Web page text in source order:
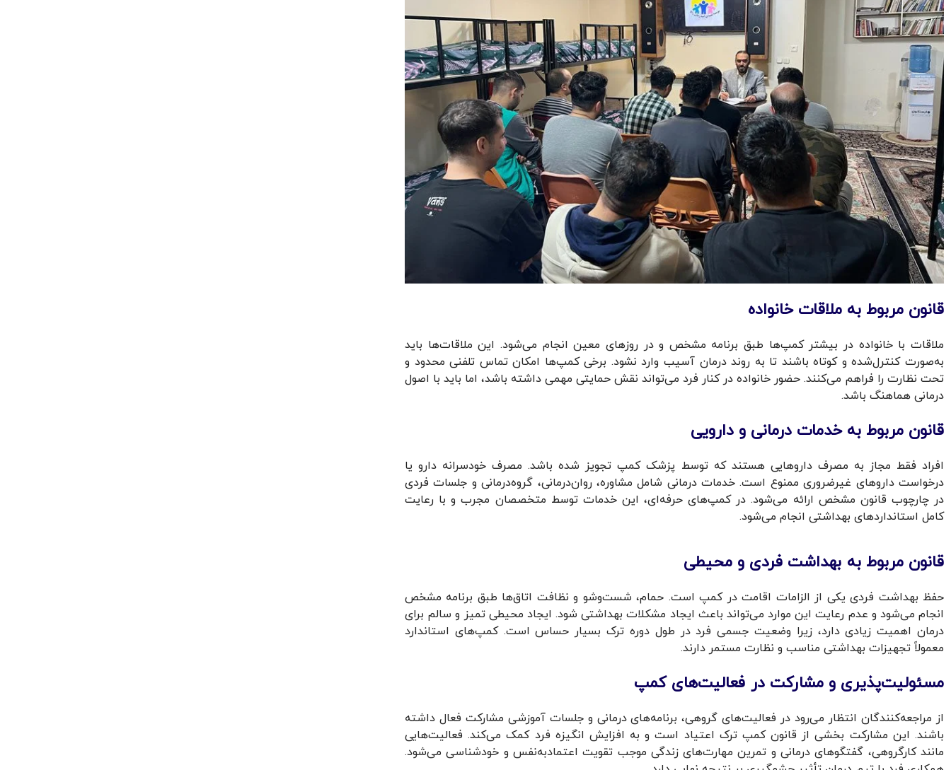
قانون مربوط به ملاقات خانواده
ملاقات با خانواده در بیشتر کمپ‌ها طبق برنامه مشخص و در روزهای معین انجام می‌شود. این ملاقات‌ها باید
به‌صورت کنترل‌شده و کوتاه باشند تا به روند درمان آسیب وارد نشود. برخی کمپ‌ها امکان تماس تلفنی محدود و
تحت نظارت را فراهم می‌کنند. حضور خانواده در کنار فرد می‌تواند نقش حمایتی مهمی داشته باشد، اما باید با اصول
درمانی هماهنگ باشد.
قانون مربوط به خدمات درمانی و دارویی
افراد فقط مجاز به مصرف داروهایی هستند که توسط پزشک کمپ تجویز شده باشد. مصرف خودسرانه دارو یا
درخواست داروهای غیرضروری ممنوع است. خدمات درمانی شامل مشاوره، روان‌درمانی، گروه‌درمانی و جلسات فردی
در چارچوب قانون مشخص ارائه می‌شود. در کمپ‌های حرفه‌ای، این خدمات توسط متخصصان مجرب و با رعایت
کامل استانداردهای بهداشتی انجام می‌شود.
قانون مربوط به بهداشت فردی و محیطی
حفظ بهداشت فردی یکی از الزامات اقامت در کمپ است. حمام، شست‌وشو و نظافت اتاق‌ها طبق برنامه مشخص
انجام می‌شود و عدم رعایت این موارد می‌تواند باعث ایجاد مشکلات بهداشتی شود. ایجاد محیطی تمیز و سالم برای
درمان اهمیت زیادی دارد، زیرا وضعیت جسمی فرد در طول دوره ترک بسیار حساس است. کمپ‌های استاندارد
معمولاً تجهیزات بهداشتی مناسب و نظارت مستمر دارند.
مسئولیت‌پذیری و مشارکت در فعالیت‌های کمپ
از مراجعه‌کنندگان انتظار می‌رود در فعالیت‌های گروهی، برنامه‌های درمانی و جلسات آموزشی مشارکت فعال داشته
باشند. این مشارکت بخشی از قانون کمپ ترک اعتیاد است و به افزایش انگیزه فرد کمک می‌کند. فعالیت‌هایی
مانند کارگروهی، گفتگوهای درمانی و تمرین مهارت‌های زندگی موجب تقویت اعتمادبه‌نفس و خودشناسی می‌شود.